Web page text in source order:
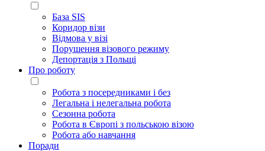
База SIS
Коридор візи
Відмова у візі
Порушення візового режиму
Депортація з Польщі
Про роботу
Робота з посередниками і без
Легальна і нелегальна робота
Сезонна робота
Робота в Європі з польською візою
Робота або навчання
Поради